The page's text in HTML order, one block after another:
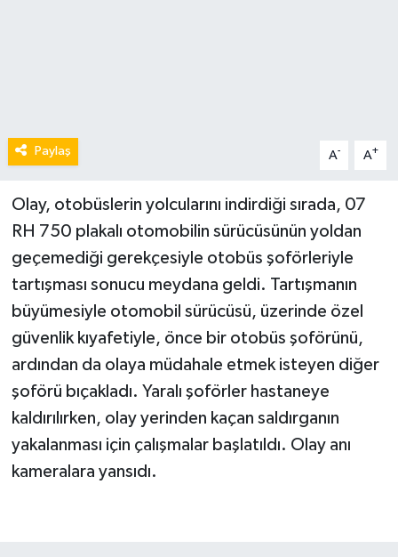
Paylaş A- A+
Olay, otobüslerin yolcularını indirdiği sırada, 07
RH 750 plakalı otomobilin sürücüsünün yoldan
geçemediği gerekçesiyle otobüs şoförleriyle
tartışması sonucu meydana geldi. Tartışmanın
büyümesiyle otomobil sürücüsü, üzerinde özel
güvenlik kıyafetiyle, önce bir otobüs şoförünü,
ardından da olaya müdahale etmek isteyen diğer
şoförü bıçakladı. Yaralı şoförler hastaneye
kaldırılırken, olay yerinden kaçan saldırganın
yakalanması için çalışmalar başlatıldı. Olay anı
kameralara yansıdı.